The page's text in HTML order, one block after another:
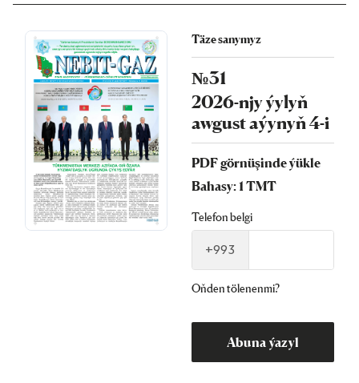
Täze sanymyz
№31
2026-njy ýylyň
awgust aýynyň 4-i
PDF görnüşinde ýükle
Bahasy: 1 TMT
Telefon belgi
+993
Oňden tölenenmi?
Abuna ýazyl